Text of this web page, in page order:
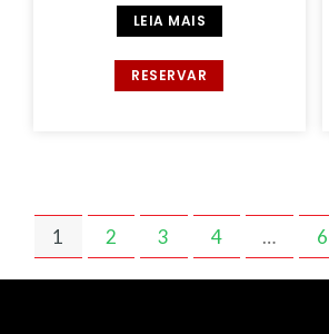
LEIA MAIS
RESERVAR
1 2 3 4 … 6